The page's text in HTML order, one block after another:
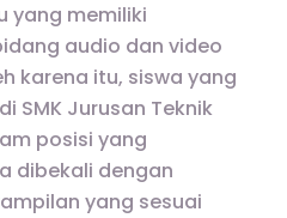
yang memiliki
audio dan video
karena itu, siswa yang
SMK Jurusan Teknik
posisi yang
dibekali dengan
yang sesuai